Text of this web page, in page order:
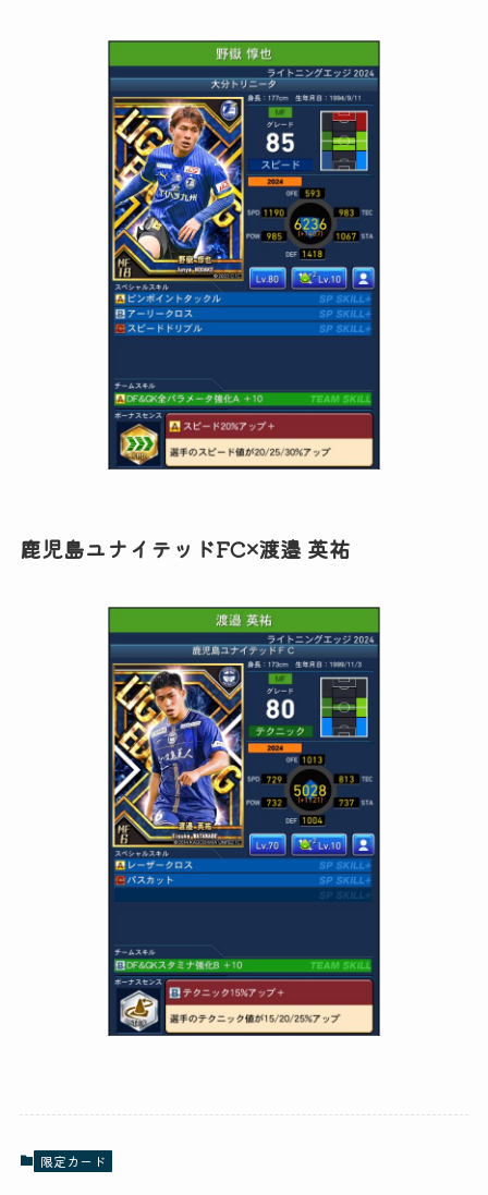
鹿児島ユナイテッドFC×渡邉 英祐
限定カード